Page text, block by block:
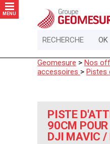
MENU
Geomesure > Nos
accessoires > Pistes
PISTE
90CM POUR
DJI MAVIC /
Panneau de gestion des cookies